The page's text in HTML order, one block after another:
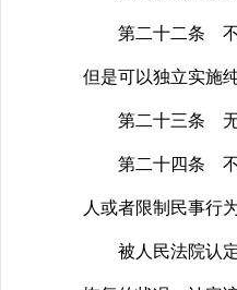
第二十二条 不能
但是可以独立实施
第二十三条 无民
第二十四条 不能
人或者限制民事行
被人民法院认定